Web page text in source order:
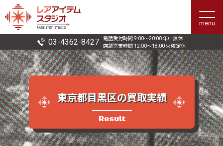
menu
03-4362-8427
電話受付時間 9:00〜20:00 年中無休
店舗営業時間 12:00〜18:00 火曜定休
東京都目黒区の買取実績
Result